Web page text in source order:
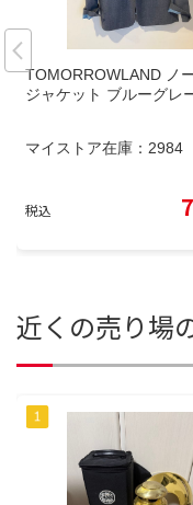
TOMORROWLAND ノ
ジャケット ブルーグレ
マイストア在庫： 2984
税込
近くの売り場